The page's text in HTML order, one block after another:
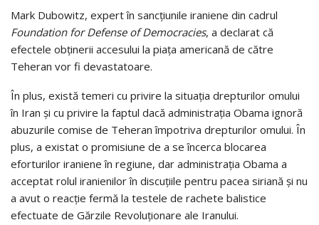
Mark Dubowitz, expert în sancţiunile iraniene din cadrul
Foundation for Defense of Democracies, a declarat că
efectele obţinerii accesului la piaţa americană de către
Teheran vor fi devastatoare.
În plus, există temeri cu privire la situaţia drepturilor omului
în Iran şi cu privire la faptul dacă administraţia Obama ignoră
abuzurile comise de Teheran împotriva drepturilor omului. În
plus, a existat o promisiune de a se încerca blocarea
eforturilor iraniene în regiune, dar administraţia Obama a
acceptat rolul iranienilor în discuţiile pentru pacea siriană şi nu
a avut o reacţie fermă la testele de rachete balistice
efectuate de Gărzile Revoluţionare ale Iranului.